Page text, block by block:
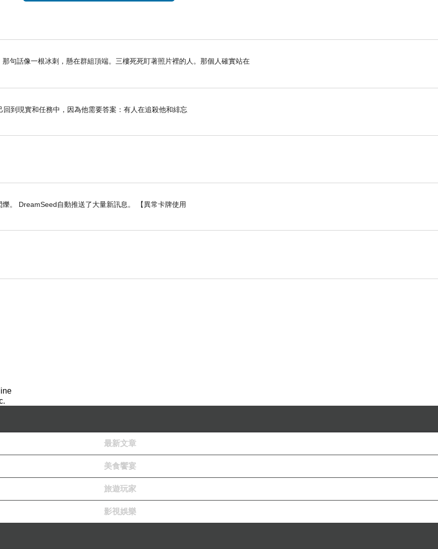
句話像一根冰刺，懸在群組頂端。三樓死死盯著照片裡的人。那個人確實站在
到現實和任務中，因為他需要答案：有人在追殺他和緋忘
。 DreamSeed自動推送了大量新訊息。 【異常卡牌使用
最新文章
美食饗宴
旅遊玩家
影視娛樂